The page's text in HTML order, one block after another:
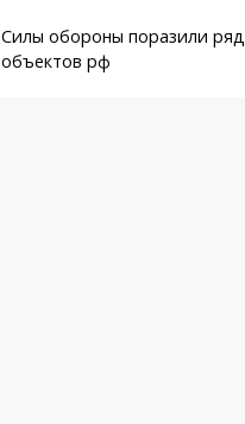
Силы обороны поразили ряд
объектов рф